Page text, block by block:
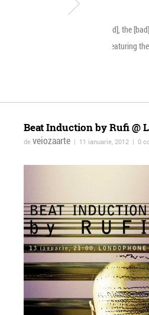
The [good], the [bad]
[ugly]… featuring the
ForTheWin
mai 2013
Beat Induction by Rufi @
de veiozaarte | 11 ianuarie, 2012 | 0